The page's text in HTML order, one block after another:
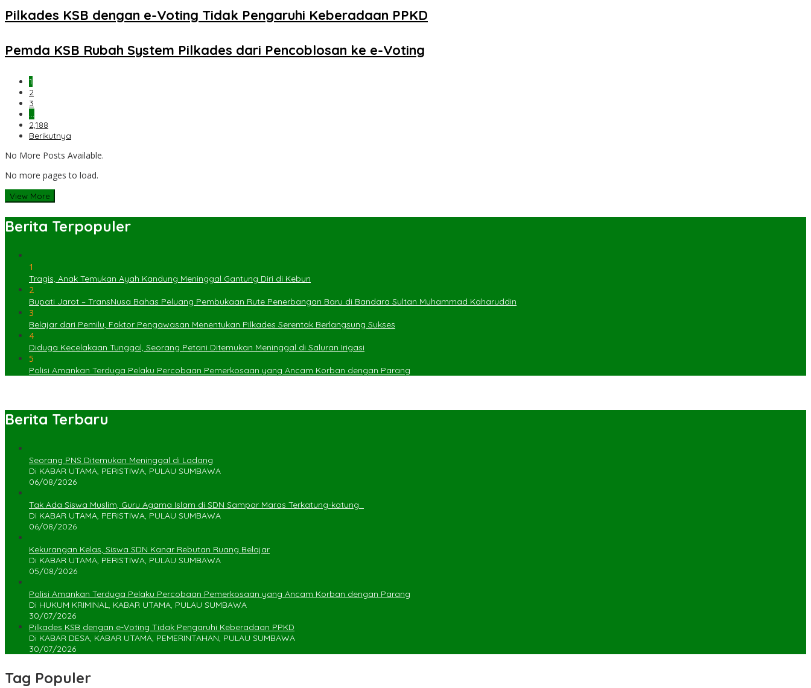
Pilkades KSB dengan e-Voting Tidak Pengaruhi Keberadaan PPKD
Pemda KSB Rubah System Pilkades dari Pencoblosan ke e-Voting
1
2
3
…
2,188
Berikutnya
No More Posts Available.
No more pages to load.
View More
Berita Terpopuler
1
Tragis, Anak Temukan Ayah Kandung Meninggal Gantung Diri di Kebun
2
Bupati Jarot – TransNusa Bahas Peluang Pembukaan Rute Penerbangan Baru di Bandara Sultan Muhammad Kaharuddin
3
Belajar dari Pemilu, Faktor Pengawasan Menentukan Pilkades Serentak Berlangsung Sukses
4
Diduga Kecelakaan Tunggal, Seorang Petani Ditemukan Meninggal di Saluran Irigasi
5
Polisi Amankan Terduga Pelaku Percobaan Pemerkosaan yang Ancam Korban dengan Parang
Berita Terbaru
Seorang PNS Ditemukan Meninggal di Ladang
Di KABAR UTAMA, PERISTIWA, PULAU SUMBAWA
06/08/2026
Tak Ada Siswa Muslim, Guru Agama Islam di SDN Sampar Maras Terkatung-katung ‎
Di KABAR UTAMA, PERISTIWA, PULAU SUMBAWA
06/08/2026
Kekurangan Kelas, Siswa SDN Kanar Rebutan Ruang Belajar
Di KABAR UTAMA, PERISTIWA, PULAU SUMBAWA
05/08/2026
Polisi Amankan Terduga Pelaku Percobaan Pemerkosaan yang Ancam Korban dengan Parang
Di HUKUM KRIMINAL, KABAR UTAMA, PULAU SUMBAWA
30/07/2026
Pilkades KSB dengan e-Voting Tidak Pengaruhi Keberadaan PPKD
Di KABAR DESA, KABAR UTAMA, PEMERINTAHAN, PULAU SUMBAWA
30/07/2026
Tag Populer